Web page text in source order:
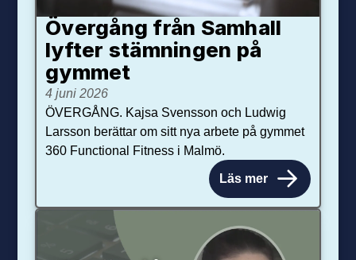
Övergång från Samhall
lyfter stämningen på
gymmet
4 juni 2026
ÖVERGÅNG. Kajsa Svensson och Ludwig
Larsson berättar om sitt nya arbete på gymmet
360 Functional Fitness i Malmö.
Läs mer